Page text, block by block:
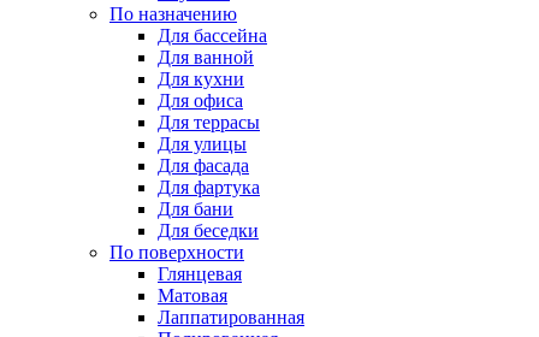
По назначению
Для бассейна
Для ванной
Для кухни
Для офиса
Для террасы
Для улицы
Для фасада
Для фартука
Для бани
Для беседки
По поверхности
Глянцевая
Матовая
Лаппатированная